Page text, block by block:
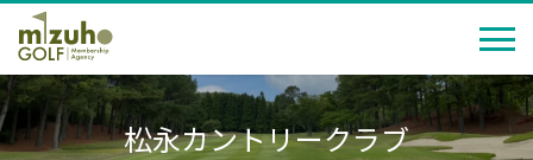
松永カントリークラブ